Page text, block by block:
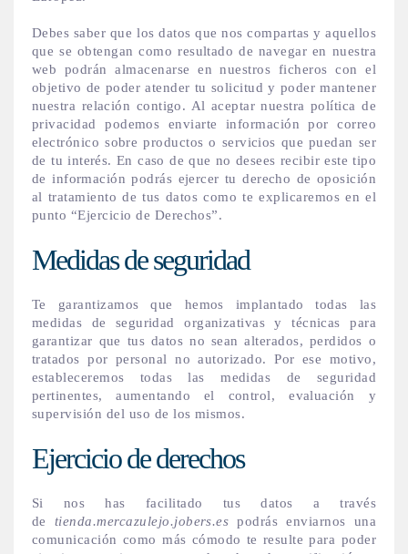
Debes saber que los datos que nos compartas y aquellos
que se obtengan como resultado de navegar en nuestra
web podrán almacenarse en nuestros ficheros con el
objetivo de poder atender tu solicitud y poder mantener
nuestra relación contigo. Al aceptar nuestra política de
privacidad podemos enviarte información por correo
electrónico sobre productos o servicios que puedan ser
de tu interés. En caso de que no desees recibir este tipo
de información podrás ejercer tu derecho de oposición
al tratamiento de tus datos como te explicaremos en el
punto “Ejercicio de Derechos”.
Medidas de seguridad
Te garantizamos que hemos implantado todas las
medidas de seguridad organizativas y técnicas para
garantizar que tus datos no sean alterados, perdidos o
tratados por personal no autorizado. Por ese motivo,
estableceremos todas las medidas de seguridad
pertinentes, aumentando el control, evaluación y
supervisión del uso de los mismos.
Ejercicio de derechos
Si nos has facilitado tus datos a través
de tienda.mercazulejo.jobers.es podrás enviarnos una
comunicación como más cómodo te resulte para poder